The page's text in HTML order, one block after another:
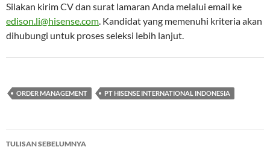
Silakan kirim CV dan surat lamaran Anda melalui email ke
edison.li@hisense.com. Kandidat yang memenuhi kriteria akan
dihubungi untuk proses seleksi lebih lanjut.
ORDER MANAGEMENT PT HISENSE INTERNATIONAL INDONESIA
Navigasi
TULISAN SEBELUMNYA